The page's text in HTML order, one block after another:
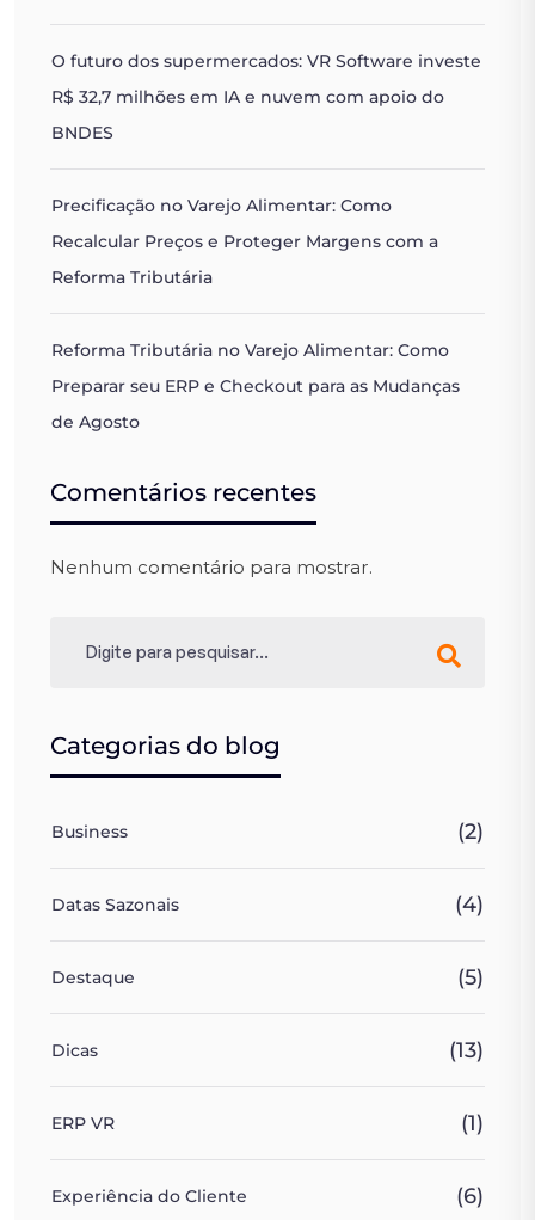
O futuro dos supermercados: VR Software investe
R$ 32,7 milhões em IA e nuvem com apoio do
BNDES
Precificação no Varejo Alimentar: Como
Recalcular Preços e Proteger Margens com a
Reforma Tributária
Reforma Tributária no Varejo Alimentar: Como
Preparar seu ERP e Checkout para as Mudanças
de Agosto
Comentários recentes
Nenhum comentário para mostrar.
Categorias do blog
Business (2)
Datas Sazonais (4)
Destaque (5)
Dicas (13)
ERP VR (1)
Experiência do Cliente (6)